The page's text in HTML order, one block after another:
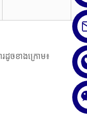
ដូចខាងក្រោម៖